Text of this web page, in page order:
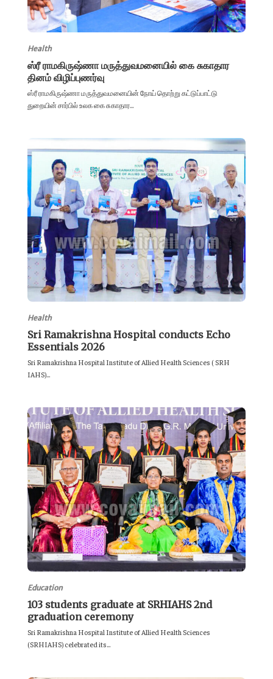
Health
ஸ்ரீ ராமகிருஷ்ணா மருத்துவமனையில் கை சுகாதார
தினம் விழிப்புணர்வு
ஸ்ரீ ராமகிருஷ்ணா மருத்துவமனையின் நோய் தொற்று கட்டுப்பாட்டு
துறையின் சார்பில் உலக கை சுகாதார...
Health
Sri Ramakrishna Hospital conducts Echo
Essentials 2026
Sri Ramakrishna Hospital Institute of Allied Health Sciences ( SRH
IAHS)...
Education
103 students graduate at SRHIAHS 2nd
graduation ceremony
Sri Ramakrishna Hospital Institute of Allied Health Sciences
(SRHIAHS) celebrated its...